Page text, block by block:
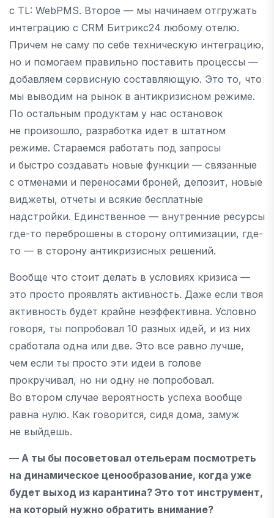
с TL: WebPMS. Второе — мы начинаем отгружать
интеграцию с CRM Битрикс24 любому отелю.
Причем не саму по себе техническую интеграцию,
но и помогаем правильно поставить процессы —
добавляем сервисную составляющую. Это то, что
мы выводим на рынок в антикризисном режиме.
По остальным продуктам у нас остановок
не произошло, разработка идет в штатном
режиме. Стараемся работать под запросы
и быстро создавать новые функции — связанные
с отменами и переносами броней, депозит, новые
виджеты, отчеты и всякие бесплатные
надстройки. Единственное — внутренние ресурсы
где-то переброшены в сторону оптимизации, где-
то — в сторону антикризисных решений.
Вообще что стоит делать в условиях кризиса —
это просто проявлять активность. Даже если твоя
активность будет крайне неэффективна. Условно
говоря, ты попробовал 10 разных идей, и из них
сработала одна или две. Это все равно лучше,
чем если ты просто эти идеи в голове
прокручивал, но ни одну не попробовал.
Во втором случае вероятность успеха вообще
равна нулю. Как говорится, сидя дома, замуж
не выйдешь.
— А ты бы посоветовал отельерам посмотреть
на динамическое ценообразование, когда уже
будет выход из карантина? Это тот инструмент,
на который нужно обратить внимание?